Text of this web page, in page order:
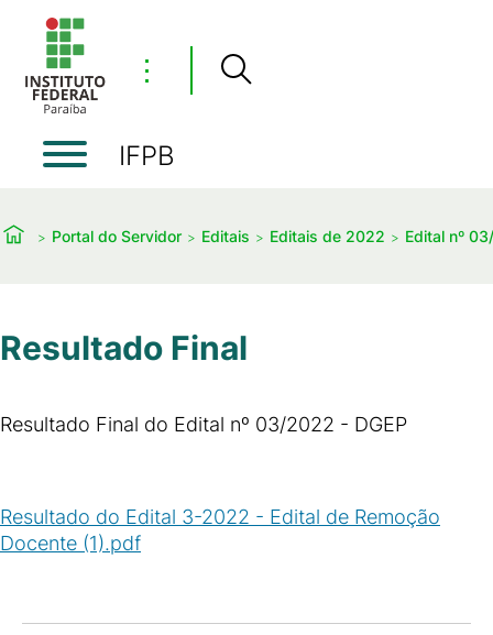
⋮
IFPB
Portal do Servidor Editais Editais de 2022 Edital nº
Resultado Final
Resultado Final do Edital nº 03/2022 - DGEP
Resultado do Edital 3-2022 - Edital de Remoção
Docente (1).pdf